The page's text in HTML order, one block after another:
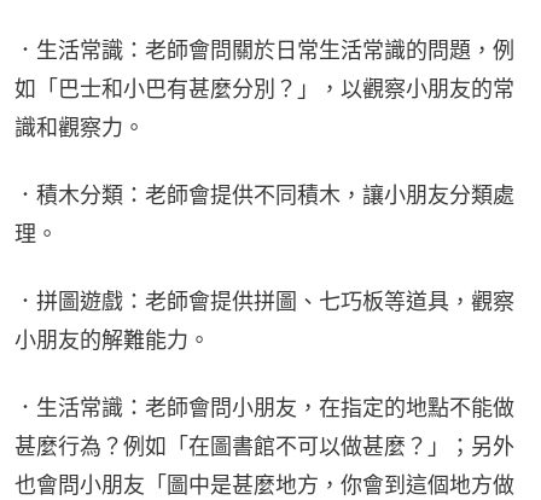
．生活常識：老師會問關於日常生活常識的問題，例
如「巴士和小巴有甚麼分別？」，以觀察小朋友的常
識和觀察力。
．積木分類：老師會提供不同積木，讓小朋友分類處
理。
．拼圖遊戲：老師會提供拼圖、七巧板等道具，觀察
小朋友的解難能力。
．生活常識：老師會問小朋友，在指定的地點不能做
甚麼行為？例如「在圖書館不可以做甚麼？」；另外
也會問小朋友「圖中是甚麼地方，你會到這個地方做